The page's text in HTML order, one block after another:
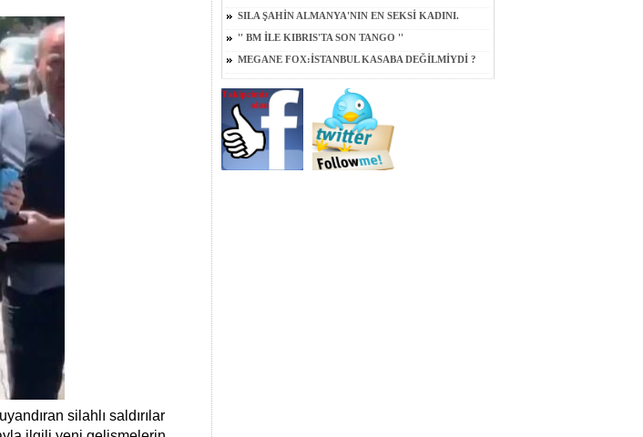
silahlı saldırılar
SILA ŞAHİN ALMANYA'NIN EN SEKSİ KADINI.
'' BM İLE KIBRIS'TA SON TANGO ''
MEGANE FOX:İSTANBUL KASABA DEĞİLMİYDİ ?